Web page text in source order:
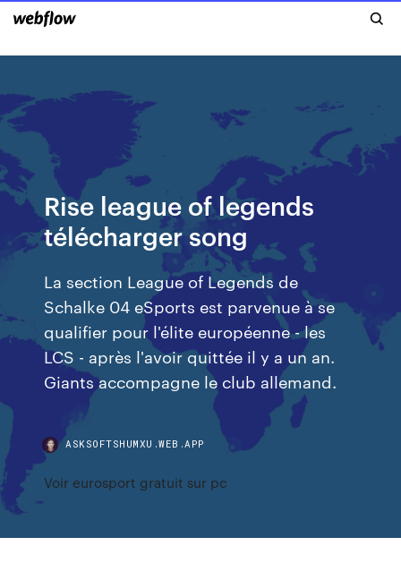
Rise league of legends
télécharger song
La section League of Legends de
Schalke 04 eSports est parvenue à se
qualifier pour l'élite européenne - les
LCS - après l'avoir quittée il y a un an.
Giants accompagne le club allemand.
ASKSOFTSHUMXU.WEB.APP
Voir eurosport gratuit sur pc